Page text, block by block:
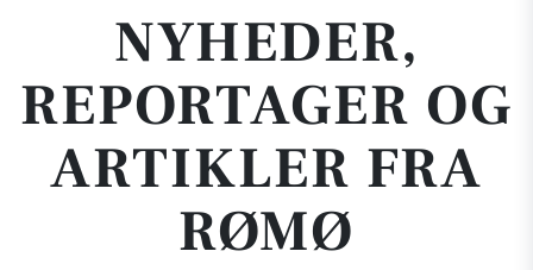
NYHEDER,
REPORTAGER OG
ARTIKLER FRA
RØMØ